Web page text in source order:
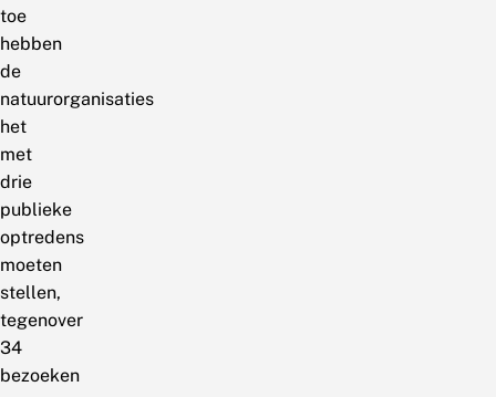
toe
hebben
de
natuurorganisaties
het
met
drie
publieke
optredens
moeten
stellen,
tegenover
34
bezoeken